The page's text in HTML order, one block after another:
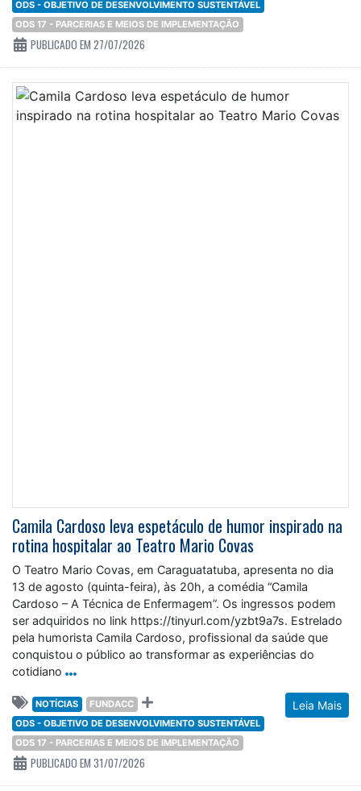
ODS - OBJETIVO DE DESENVOLVIMENTO SUSTENTÁVEL
ODS 17 - PARCERIAS E MEIOS DE IMPLEMENTAÇÃO
PUBLICADO EM 27/07/2026
Camila Cardoso leva espetáculo de humor inspirado na
rotina hospitalar ao Teatro Mario Covas
O Teatro Mario Covas, em Caraguatatuba, apresenta no dia
13 de agosto (quinta-feira), às 20h, a comédia “Camila
Cardoso – A Técnica de Enfermagem”. Os ingressos podem
ser adquiridos no link https://tinyurl.com/yzbt9a7s. Estrelado
pela humorista Camila Cardoso, profissional da saúde que
conquistou o público ao transformar as experiências do
cotidiano
Leia Mais
NOTÍCIAS
FUNDACC
ODS - OBJETIVO DE DESENVOLVIMENTO SUSTENTÁVEL
ODS 17 - PARCERIAS E MEIOS DE IMPLEMENTAÇÃO
PUBLICADO EM 31/07/2026